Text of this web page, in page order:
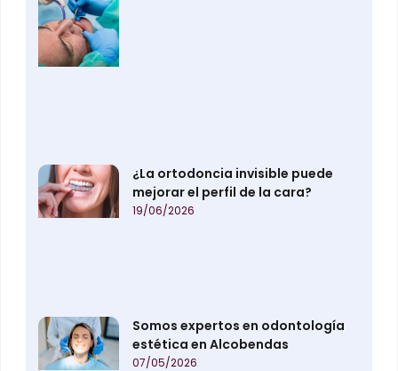
¿La ortodoncia invisible puede
mejorar el perfil de la cara?
19/06/2026
Somos expertos en odontología
estética en Alcobendas
07/05/2026